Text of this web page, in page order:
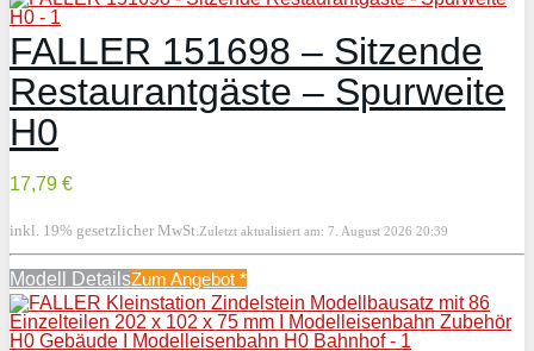
FALLER 151698 – Sitzende
Restaurantgäste – Spurweite
H0
17,79 €
inkl. 19% gesetzlicher MwSt. Zuletzt aktualisiert am: 7. August 2026 20:39
Modell DetailsZum Angebot *